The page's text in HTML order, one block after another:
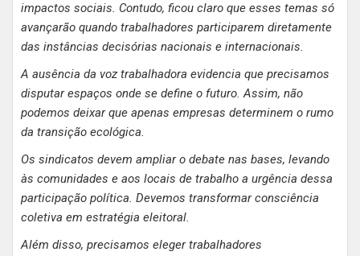
impactos sociais. Contudo, ficou claro que esses temas só
avançarão quando trabalhadores participarem diretamente
das instâncias decisórias nacionais e internacionais.
A ausência da voz trabalhadora evidencia que precisamos
disputar espaços onde se define o futuro. Assim, não
podemos deixar que apenas empresas determinem o rumo
da transição ecológica.
Os sindicatos devem ampliar o debate nas bases, levando
às comunidades e aos locais de trabalho a urgência dessa
participação política. Devemos transformar consciência
coletiva em estratégia eleitoral.
Além disso, precisamos eleger trabalhadores